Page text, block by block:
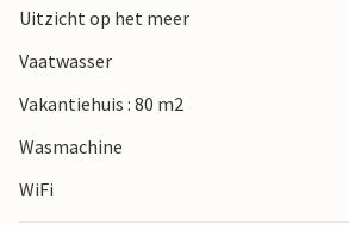
omgeving.
Uitzicht op het meer
Vaatwasser
Vakantiehuis : 80 m2
Wasmachine
WiFi